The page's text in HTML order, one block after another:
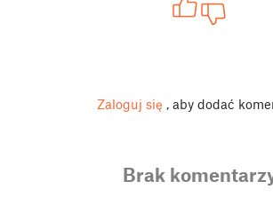
Zaloguj się , aby dodać
Brak